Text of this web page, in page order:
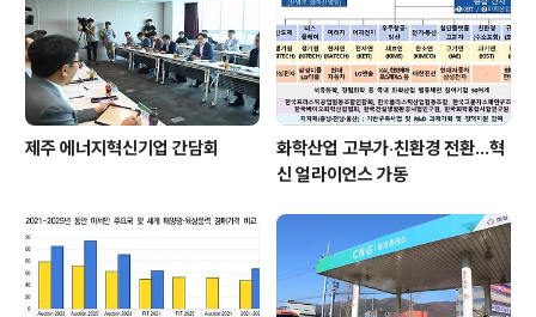
제주 에너지혁신기업 간담회
화학산업 고부가‧친환경 전환…혁
신 얼라이언스 가동